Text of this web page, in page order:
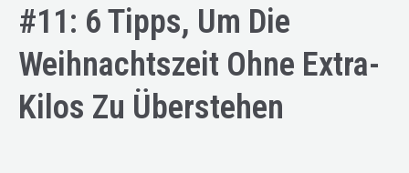
#11: 6 Tipps, Um Die
Weihnachtszeit Ohne Extra-
Kilos Zu Überstehen